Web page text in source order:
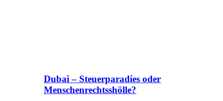
Dubai – Steuerparadies oder
Menschenrechtsshölle?